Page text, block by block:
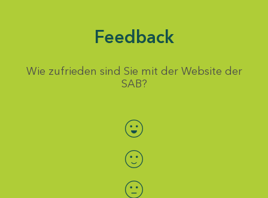
Feedback
Wie zufrieden sind Sie mit der Website der
SAB?
Bewertung auswählen